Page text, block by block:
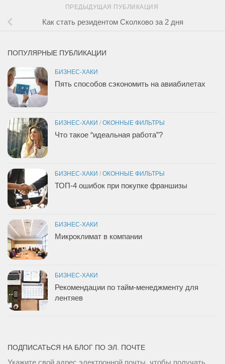
ПРЕДЫДУЩАЯ ПУБЛИКАЦИЯ
Как стать резидентом Сколково за 2 дня
ПОПУЛЯРНЫЕ ПУБЛИКАЦИИ
БИЗНЕС-ХАКИ
Пять способов сэкономить на авиабилетах
БИЗНЕС-ХАКИ / ОКОННЫЕ ФИЛЬТРЫ
Что такое “идеальная работа”?
БИЗНЕС-ХАКИ / ОКОННЫЕ ФИЛЬТРЫ
ТОП-4 ошибок при покупке франшизы
БИЗНЕС-ХАКИ
Микроклимат в компании
БИЗНЕС-ХАКИ
Рекомендации по тайм-менеджменту для
лентяев
ПОДПИСАТЬСЯ НА БЛОГ ПО ЭЛ. ПОЧТЕ
Укажите свой адрес электронной почты, чтобы получать